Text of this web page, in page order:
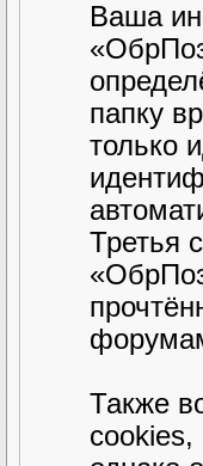
Ваша
папку
только
Третья
Также